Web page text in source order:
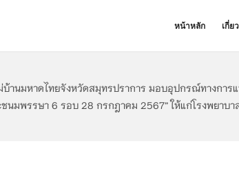
หน้าหลัก เกี่ย
านมหาดไทยจังหวัดสมุทรปราการ มอบอุปกรณ์ทางการ
นมพรรษา 6 รอบ 28 กรกฎาคม 2567” ให้แก่โรงพยาบา